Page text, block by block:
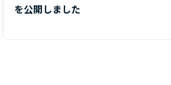
を公開しました